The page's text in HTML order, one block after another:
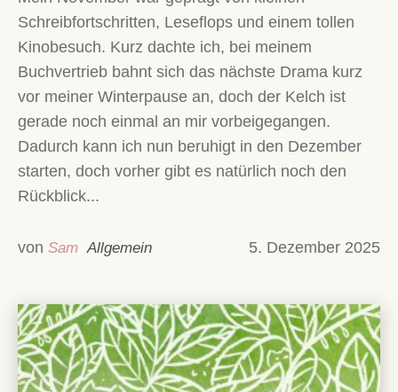
Schreibfortschritten, Leseflops und einem tollen
Kinobesuch. Kurz dachte ich, bei meinem
Buchvertrieb bahnt sich das nächste Drama kurz
vor meiner Winterpause an, doch der Kelch ist
gerade noch einmal an mir vorbeigegangen.
Dadurch kann ich nun beruhigt in den Dezember
starten, doch vorher gibt es natürlich noch den
Rückblick...
5. Dezember 2025
von Sam Allgemein